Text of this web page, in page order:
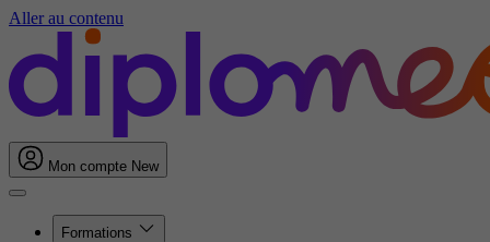
Aller au contenu
Mon compte New
Formations